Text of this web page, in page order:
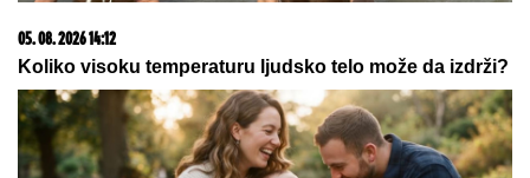
Sipala sam so u teglicu i dodala 3
sastojka: Hodnik mi sada miriše kao
luksuzna parfimerija